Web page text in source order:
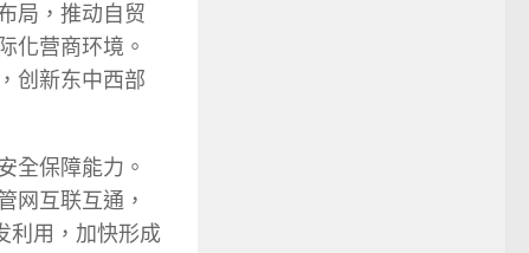
局，推动自贸
化营商环境。
创新东中西部
全保障能力。
网互联互通，
利用，加快形成